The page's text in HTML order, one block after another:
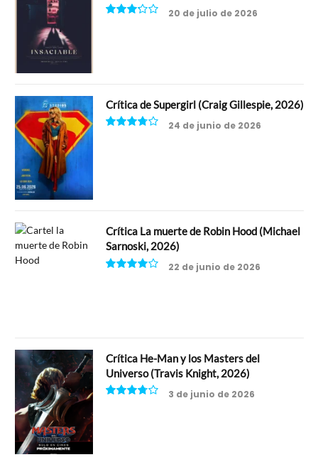
20 de julio de 2026
Crítica de Supergirl (Craig Gillespie, 2026)
24 de junio de 2026
Crítica La muerte de Robin Hood (Michael
Sarnoski, 2026)
22 de junio de 2026
Crítica He-Man y los Masters del
Universo (Travis Knight, 2026)
3 de junio de 2026